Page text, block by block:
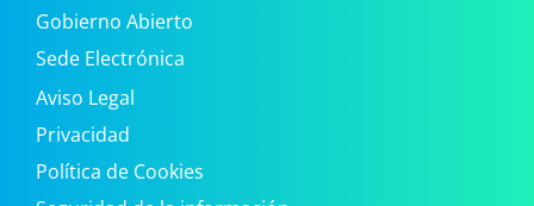
Gobierno Abierto
Sede Electrónica
Aviso Legal
Privacidad
Política de Cookies